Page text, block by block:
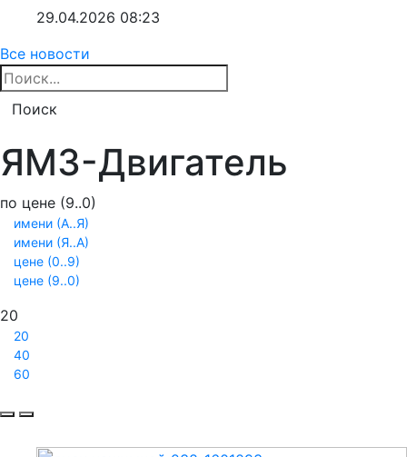
29.04.2026 08:23
Все новости
Поиск
ЯМЗ-Двигатель
по цене (9..0)
имени (А..Я)
имени (Я..А)
цене (0..9)
цене (9..0)
20
20
40
60